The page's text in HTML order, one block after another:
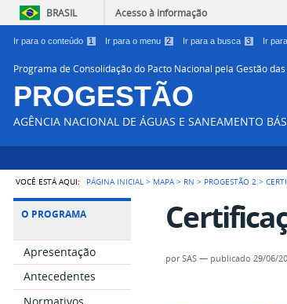
BRASIL Acesso à informação
Ir para o conteúdo 1 Ir para o menu 2 Ir para a busca 3 Ir
Programa de Consolidação do Pacto Nacional pela Gestão das
PROGESTÃO
AGÊNCIA NACIONAL DE ÁGUAS E SANEAMENTO
VOCÊ ESTÁ AQUI: PÁGINA INICIAL > MAPA > RN > PROGESTÃO 2 >
O PROGRAMA
Apresentação
Antecedentes
porSAS — publicado 29/06/